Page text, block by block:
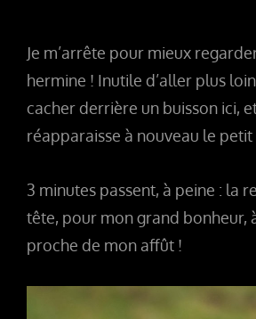
Je m’arrête pour mieux
hermine ! Inutile d’aller plus
cacher derrière un buisson ici,
réapparaisse à nouveau le petit
3 minutes passent, à peine : la
tête, pour mon grand bonheur,
proche de mon affût !